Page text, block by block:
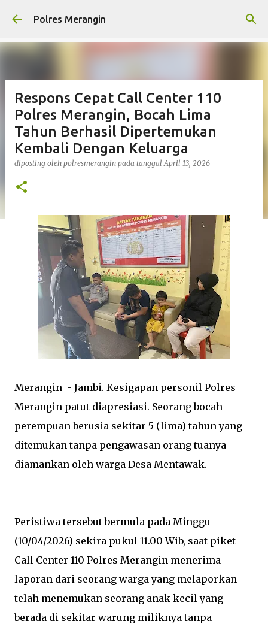
Langsung ke konten utama
Polres Merangin
Respons Cepat Call Center 110
Polres Merangin, Bocah Lima
Tahun Berhasil Dipertemukan
Kembali Dengan Keluarga
diposting oleh polresmerangin pada tanggalApril 13, 2026
Merangin - Jambi. Kesigapan personil Polres
Merangin patut diapresiasi. Seorang bocah
perempuan berusia sekitar 5 (lima) tahun yang
ditemukan tanpa pengawasan orang tuanya
diamankan oleh warga Desa Mentawak.
Peristiwa tersebut bermula pada Minggu
(10/04/2026) sekira pukul 11.00 Wib, saat piket
Call Center 110 Polres Merangin menerima
laporan dari seorang warga yang melaporkan
telah menemukan seorang anak kecil yang
berada di sekitar warung miliknya tanpa